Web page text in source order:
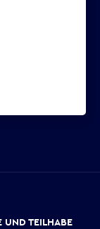
UND TEILHABE